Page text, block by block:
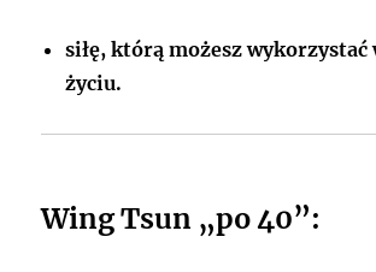
siłę, którą możesz wykorzystać
życiu.
Wing Tsun „po 40”: